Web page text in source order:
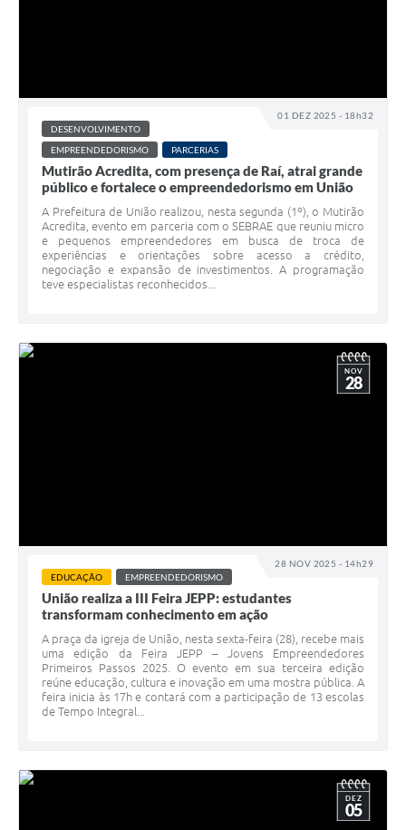
01 DEZ 2025 - 18h32
DESENVOLVIMENTO
EMPREENDEDORISMO
PARCERIAS
Mutirão Acredita, com presença de Raí, atrai grande
público e fortalece o empreendedorismo em União
A Prefeitura de União realizou, nesta segunda (1º), o Mutirão
Acredita, evento em parceria com o SEBRAE que reuniu micro
e pequenos empreendedores em busca de troca de
experiências e orientações sobre acesso a crédito,
negociação e expansão de investimentos. A programação
teve especialistas reconhecidos...
28 NOV 2025 - 14h29
NOV
28
EDUCAÇÃO EMPREENDEDORISMO
União realiza a III Feira JEPP: estudantes
transformam conhecimento em ação
A praça da igreja de União, nesta sexta-feira (28), recebe mais
uma edição da Feira JEPP – Jovens Empreendedores
Primeiros Passos 2025. O evento em sua terceira edição
reúne educação, cultura e inovação em uma mostra pública. A
feira inicia às 17h e contará com a participação de 13 escolas
de Tempo Integral...
DEZ
05